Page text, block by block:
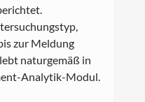
zur Meldung
naturgemäß in
Analytik-Modul.